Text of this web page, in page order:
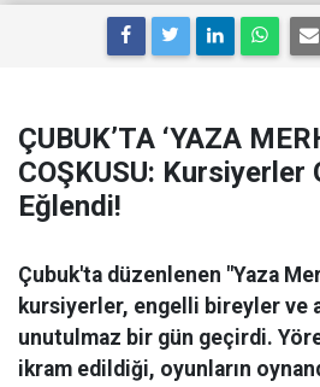
ÇUBUK’TA ‘YAZA
COŞKUSU: Kursiyerler
Eğlendi!
Çubuk'ta düzenlenen "Yaza
kursiyerler, engelli bireyler ve
unutulmaz bir gün geçirdi.
ikram edildiği, oyunların